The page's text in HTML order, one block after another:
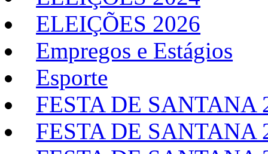
ELEIÇÕES 2026
Empregos e Estágios
Esporte
FESTA DE SANTANA
FESTA DE SANTANA